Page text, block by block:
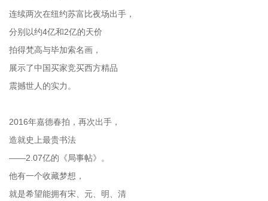
连续两次在纽约苏富比夜场出手，
分别以约4亿和2亿的天价
拍得梵高与毕加索名画，
展示了中国买家竞买西方精品
震撼世人的实力。
2016年嘉德春拍，再次出手，
造就史上最贵书法
——2.07亿的《局事帖》。
他有一个收藏梦想，
就是希望能拥有宋、元、明、清